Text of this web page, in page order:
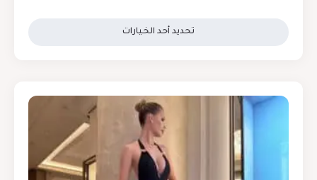
تحديد أحد الخيارات